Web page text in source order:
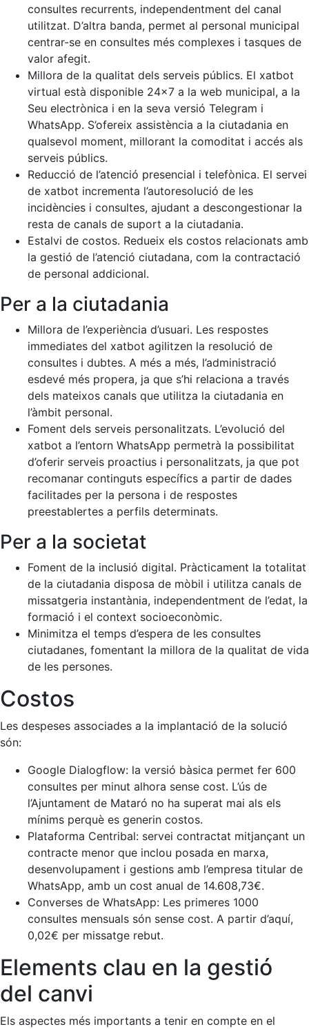
consultes recurrents, independentment del canal
utilitzat. D’altra banda, permet al personal municipal
centrar-se en consultes més complexes i tasques de
valor afegit.
Millora de la qualitat dels serveis públics. El xatbot
virtual està disponible 24x7 a la web municipal, a la
Seu electrònica i en la seva versió Telegram i
WhatsApp. S’ofereix assistència a la ciutadania en
qualsevol moment, millorant la comoditat i accés als
serveis públics.
Reducció de l’atenció presencial i telefònica. El servei
de xatbot incrementa l’autoresolució de les
incidències i consultes, ajudant a descongestionar la
resta de canals de suport a la ciutadania.
Estalvi de costos. Redueix els costos relacionats amb
la gestió de l’atenció ciutadana, com la contractació
de personal addicional.
Per a la ciutadania
Millora de l’experiència d’usuari. Les respostes
immediates del xatbot agilitzen la resolució de
consultes i dubtes. A més a més, l’administració
esdevé més propera, ja que s’hi relaciona a través
dels mateixos canals que utilitza la ciutadania en
l’àmbit personal.
Foment dels serveis personalitzats. L’evolució del
xatbot a l’entorn WhatsApp permetrà la possibilitat
d’oferir serveis proactius i personalitzats, ja que pot
recomanar continguts específics a partir de dades
facilitades per la persona i de respostes
preestablertes a perfils determinats.
Per a la societat
Foment de la inclusió digital. Pràcticament la totalitat
de la ciutadania disposa de mòbil i utilitza canals de
missatgeria instantània, independentment de l’edat, la
formació i el context socioeconòmic.
Minimitza el temps d’espera de les consultes
ciutadanes, fomentant la millora de la qualitat de vida
de les persones.
Costos
Les despeses associades a la implantació de la solució
són:
Google Dialogflow: la versió bàsica permet fer 600
consultes per minut alhora sense cost. L’ús de
l’Ajuntament de Mataró no ha superat mai als els
mínims perquè es generin costos.
Plataforma Centribal: servei contractat mitjançant un
contracte menor que inclou posada en marxa,
desenvolupament i gestions amb l’empresa titular de
WhatsApp, amb un cost anual de 14.608,73€.
Converses de WhatsApp: Les primeres 1000
consultes mensuals són sense cost. A partir d’aquí,
0,02€ per missatge rebut.
Elements clau en la gestió
del canvi
Els aspectes més importants a tenir en compte en el